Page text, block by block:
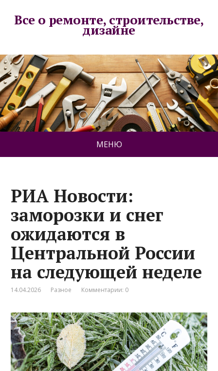
Все о ремонте, строительстве,
дизайне
МЕНЮ
РИА Новости:
заморозки и снег
ожидаются в
Центральной России
на следующей неделе
14.04.2026 Разное Комментарии: 0